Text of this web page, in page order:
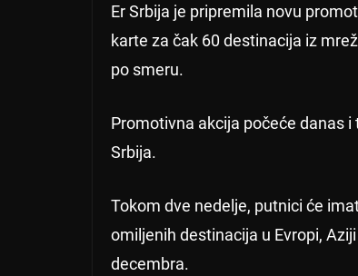
Er Srbija je pripremila novu
karte za čak 60 destinacija iz
po smeru.
Promotivna akcija počeće danas
Srbija.
Tokom dve nedelje, putnici će
omiljenih destinacija u Evropi,
decembra.